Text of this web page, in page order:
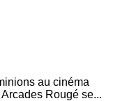
au cinéma
Rougé se...